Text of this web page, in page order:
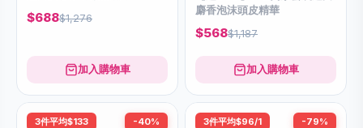
$688$1,276
加入購物車
麝香泡沫頭皮精華
$568$1,187
加入購物車
3件平均$133 -40% 3件平均$96/1 -79%